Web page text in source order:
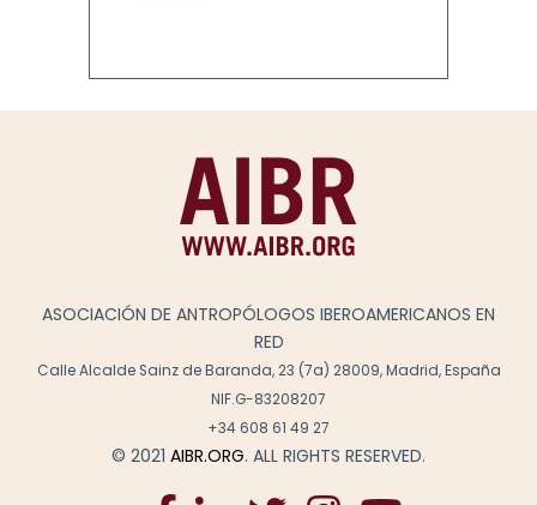
ASOCIACIÓN DE ANTROPÓLOGOS IBEROAMERICANOS EN
RED
Calle Alcalde Sainz de Baranda, 23 (7a) 28009, Madrid, España
NIF.G-83208207
+34 608 61 49 27
© 2021 AIBR.ORG. ALL RIGHTS RESERVED.